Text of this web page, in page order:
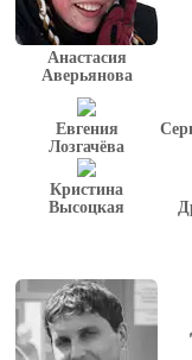
Анастасия
Аверьянова
Евгения
Лозгачёва
Кристина
Высоцкая